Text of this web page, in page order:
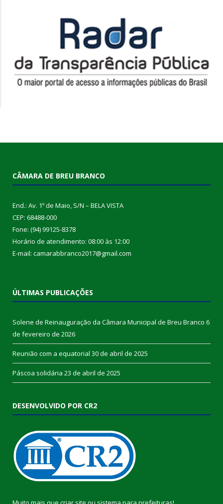
CÂMARA DE BREU BRANCO
End.: Av. 1º de Maio, S/N – BELA VISTA
CEP: 68488-000
Fone: (94) 99125-8378
Horário de atendimento: 08:00 às 12:00
E-mail: camarabbranco2017@gmail.com
ÚLTIMAS PUBLICAÇÕES
Solene de Reinauguração da Câmara Municipal de Breu Branco 6
de fevereiro de 2026
Reunião com a equatorial 30 de abril de 2025
Páscoa solidária 23 de abril de 2025
DESENVOLVIDO POR CR2